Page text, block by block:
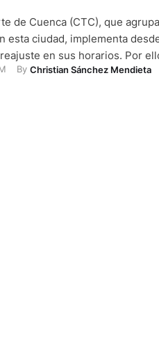
de Cuenca (CTC), que
esta ciudad, implementa
en sus horarios. Por
20:00 y 20:30, debido a que,
no …
By Christian Sánchez Mendieta